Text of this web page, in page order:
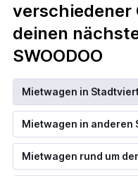
verschiedener
deinen
SWOODOO
Mietwagen in
Mietwagen in anderen
Mietwagen rund um